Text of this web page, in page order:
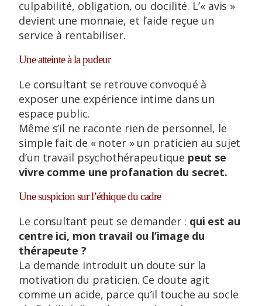
culpabilité, obligation, ou docilité. L’« avis »
devient une monnaie, et l’aide reçue un
service à rentabiliser.
Une atteinte à la pudeur
Le consultant se retrouve convoqué à
exposer une expérience intime dans un
espace public.
Même s’il ne raconte rien de personnel, le
simple fait de « noter » un praticien au sujet
d’un travail psychothérapeutique peut se
vivre comme une profanation du secret.
Une suspicion sur l’éthique du cadre
Le consultant peut se demander : qui est au
centre ici, mon travail ou l’image du
thérapeute ?
La demande introduit un doute sur la
motivation du praticien. Ce doute agit
comme un acide, parce qu’il touche au socle